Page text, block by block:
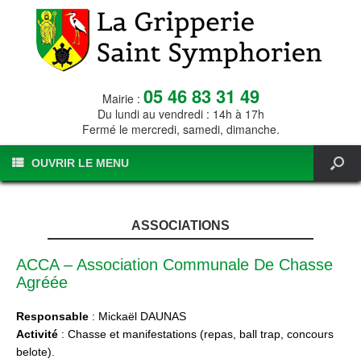
Mairie : 05 46 83 31 49
Du lundi au vendredi : 14h à 17h
Fermé le mercredi, samedi, dimanche.
OUVRIR LE MENU
ASSOCIATIONS
ACCA – Association Communale De Chasse
Agréée
Responsable : Mickaël DAUNAS
Activité : Chasse et manifestations (repas, ball trap, concours
belote).